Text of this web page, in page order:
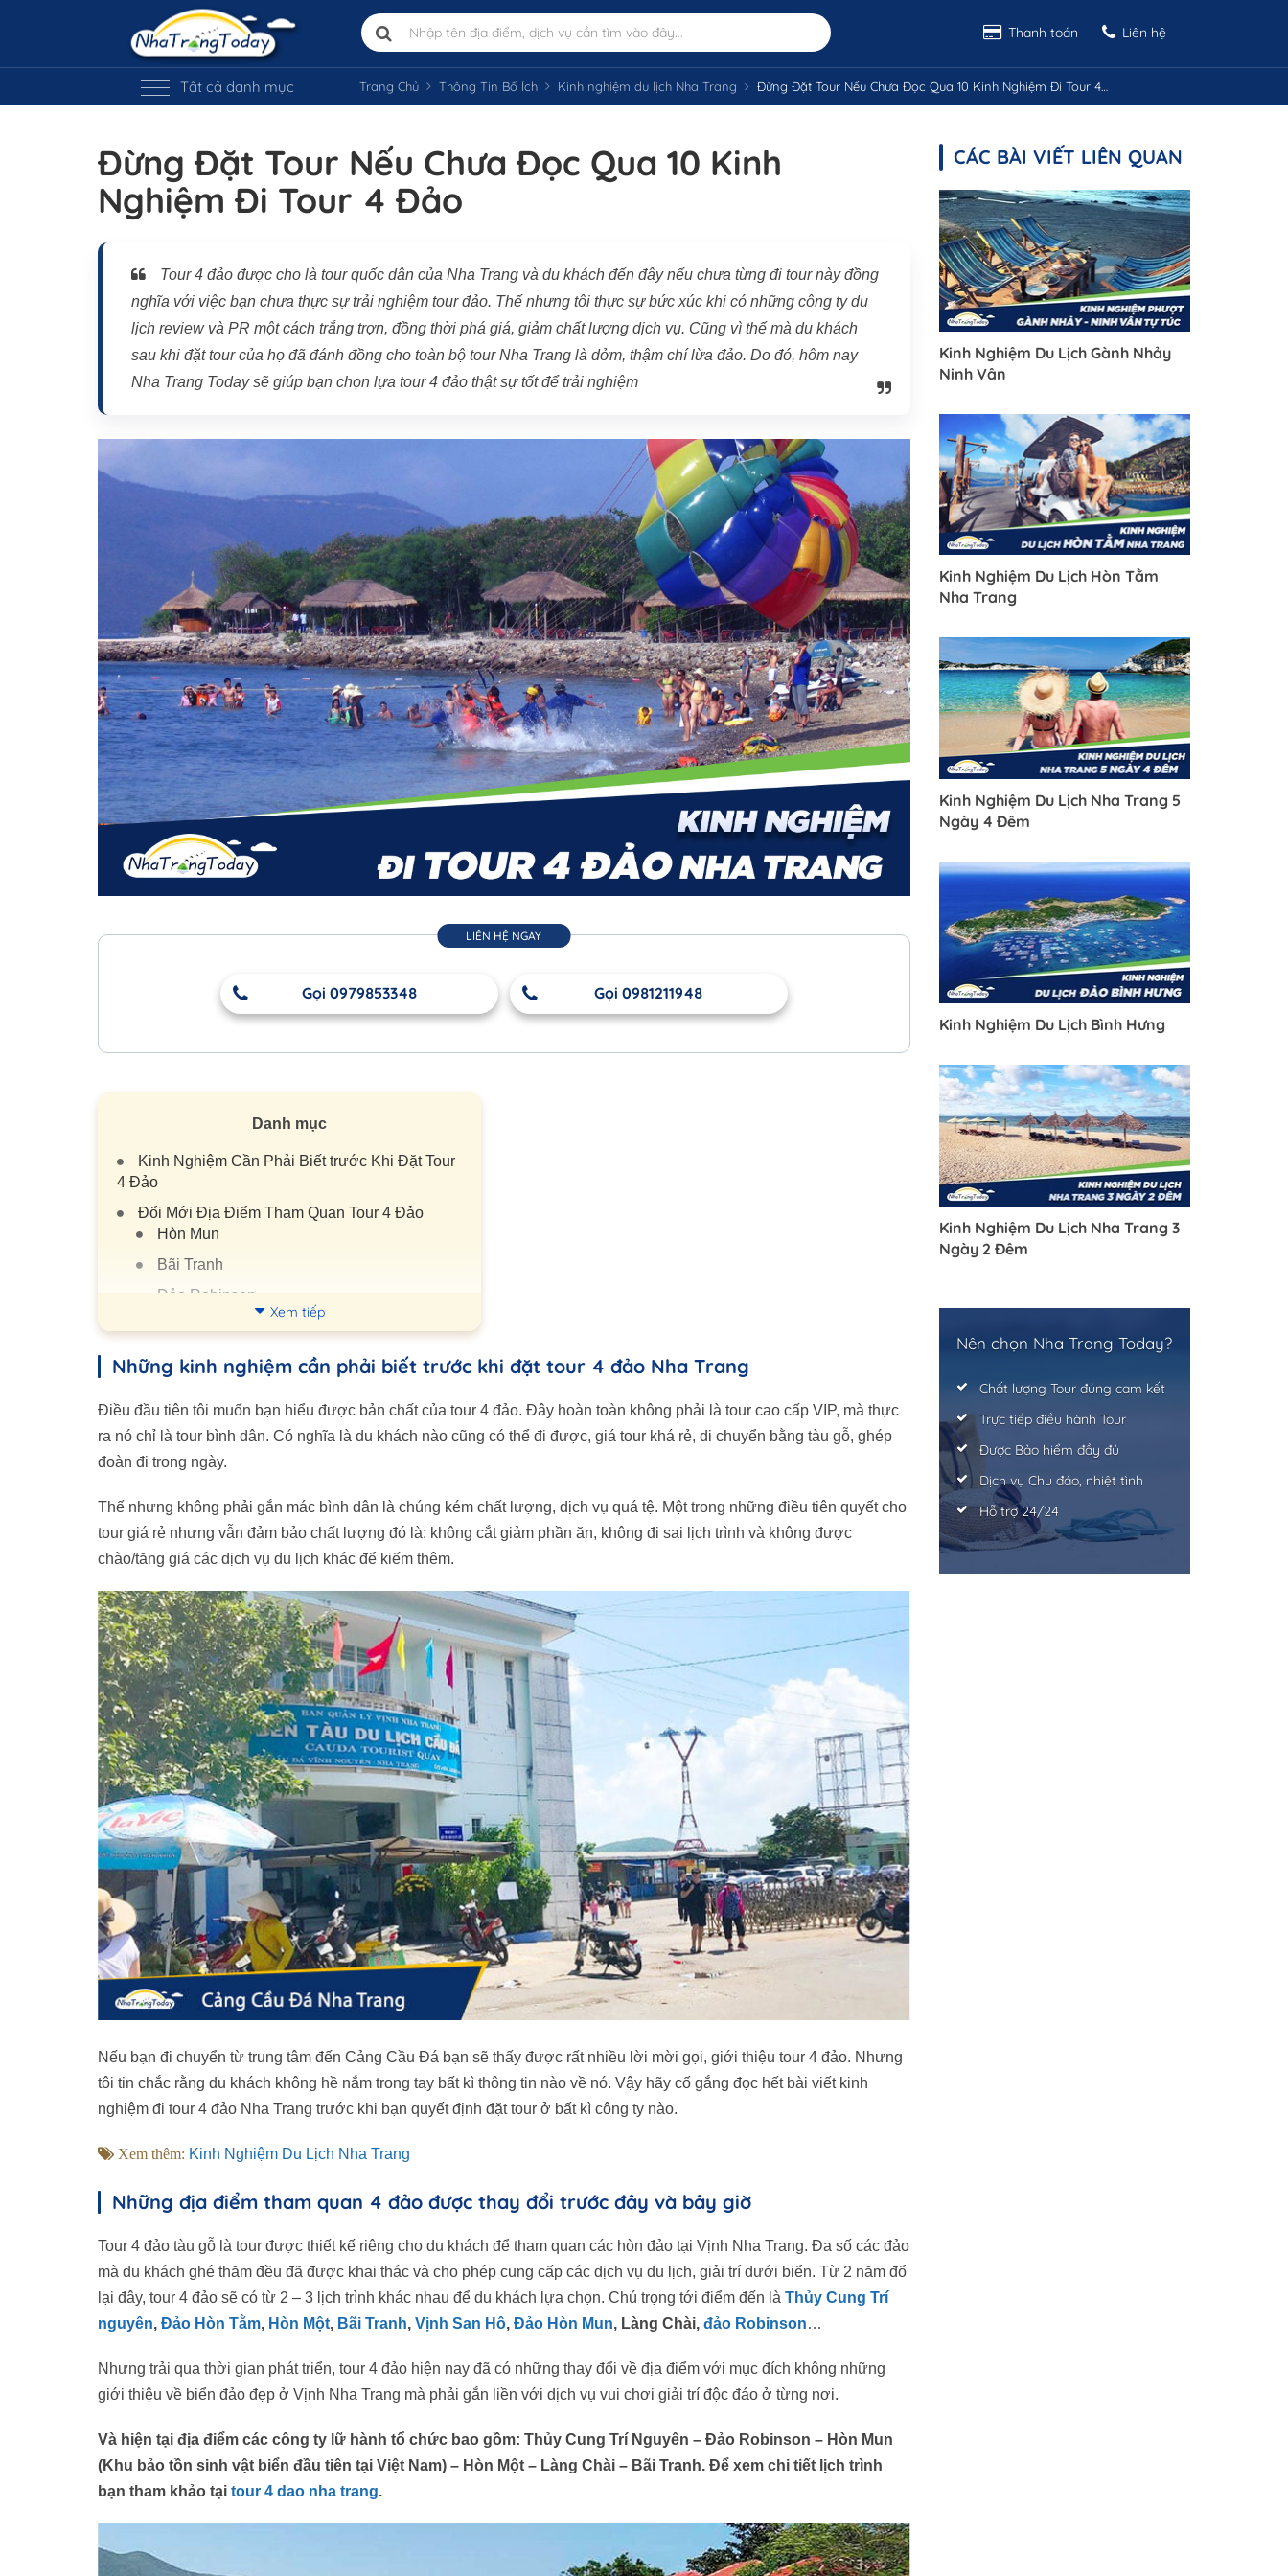
Thanh toán Liên hệ
Tất cả danh mục Trang Chủ Thông Tin Bổ Ích Kinh nghiệm du lịch Nha Trang Đừng Đặt Tour Nếu Chưa Đọc Qua 10 Kinh Nghiệm Đi Tour 4 Đảo
Đừng Đặt Tour Nếu Chưa Đọc Qua 10 Kinh
Nghiệm Đi Tour 4 Đảo
Tour 4 đảo được cho là tour quốc dân của Nha Trang và du khách đến đây nếu chưa từng đi tour này đồng
nghĩa với việc bạn chưa thực sự trải nghiệm tour đảo. Thế nhưng tôi thực sự bức xúc khi có những công ty du
lịch review và PR một cách trắng trợn, đồng thời phá giá, giảm chất lượng dịch vụ. Cũng vì thế mà du khách
sau khi đặt tour của họ đã đánh đồng cho toàn bộ tour Nha Trang là dởm, thậm chí lừa đảo. Do đó, hôm nay
Nha Trang Today sẽ giúp bạn chọn lựa tour 4 đảo thật sự tốt để trải nghiệm
LIÊN HỆ NGAY
Gọi 0979853348 Gọi 0981211948
Danh mục
Kinh Nghiệm Cần Phải Biết trước Khi Đặt Tour
4 Đảo
Đổi Mới Địa Điểm Tham Quan Tour 4 Đảo
Hòn Mun
Bãi Tranh
Đảo Robinson
Làng Chài
Đừng đặt nặng vấn đề tour 4 đảo do công ty
nào tổ chức
Ưu điểm của tour 4 đảo so với các tour đảo 1
Những câu hỏi về tour 4 đảo Nha Trang
H: Đi tàu có an toàn không?
không?
H: Tôi mang thai có đi được không?
H: Bị say sóng có đi được tour 4 đảo
không?
H: Phí dịch vụ trên các đảo sẽ tính như
thế nào?
Giá các loại tour 4 đảo tại Nha Trang hiện nay
Mua tour 4 đảo trọn gói uy tín nhất ở đâu?
Nên đi 4 đảo vào thời gian nào?
Vật dụng mang theo
Phương tiện di chuyển đến đảo
Xem tiếp
Những kinh nghiệm cần phải biết trước khi đặt tour 4 đảo Nha Trang
Điều đầu tiên tôi muốn bạn hiểu được bản chất của tour 4 đảo. Đây hoàn toàn không phải là tour cao cấp VIP, mà thực
ra nó chỉ là tour bình dân. Có nghĩa là du khách nào cũng có thể đi được, giá tour khá rẻ, di chuyển bằng tàu gỗ, ghép
đoàn đi trong ngày.
Thế nhưng không phải gắn mác bình dân là chúng kém chất lượng, dịch vụ quá tệ. Một trong những điều tiên quyết cho
tour giá rẻ nhưng vẫn đảm bảo chất lượng đó là: không cắt giảm phần ăn, không đi sai lịch trình và không được
chào/tăng giá các dịch vụ du lịch khác để kiếm thêm.
Nếu bạn đi chuyển từ trung tâm đến Cảng Cầu Đá bạn sẽ thấy được rất nhiều lời mời gọi, giới thiệu tour 4 đảo. Nhưng
tôi tin chắc rằng du khách không hề nắm trong tay bất kì thông tin nào về nó. Vậy hãy cố gắng đọc hết bài viết kinh
nghiệm đi tour 4 đảo Nha Trang trước khi bạn quyết định đặt tour ở bất kì công ty nào.
Xem thêm: Kinh Nghiệm Du Lịch Nha Trang
Những địa điểm tham quan 4 đảo được thay đổi trước đây và bây giờ
Tour 4 đảo tàu gỗ là tour được thiết kế riêng cho du khách để tham quan các hòn đảo tại Vịnh Nha Trang. Đa số các đảo
mà du khách ghé thăm đều đã được khai thác và cho phép cung cấp các dịch vụ du lịch, giải trí dưới biển. Từ 2 năm đổ
lại đây, tour 4 đảo sẽ có từ 2 – 3 lịch trình khác nhau để du khách lựa chọn. Chú trọng tới điểm đến là Thủy Cung Trí
nguyên, Đảo Hòn Tằm, Hòn Một, Bãi Tranh, Vịnh San Hô, Đảo Hòn Mun, Làng Chài, đảo Robinson…
Nhưng trải qua thời gian phát triển, tour 4 đảo hiện nay đã có những thay đổi về địa điểm với mục đích không những
giới thiệu về biển đảo đẹp ở Vịnh Nha Trang mà phải gắn liền với dịch vụ vui chơi giải trí độc đáo ở từng nơi.
Và hiện tại địa điểm các công ty lữ hành tổ chức bao gồm: Thủy Cung Trí Nguyên – Đảo Robinson – Hòn Mun
(Khu bảo tồn sinh vật biển đầu tiên tại Việt Nam) – Hòn Một – Làng Chài – Bãi Tranh. Để xem chi tiết lịch trình
bạn tham khảo tại tour 4 dao nha trang.
Vị trí trên bản đồ
CÁC BÀI VIẾT LIÊN QUAN
Kinh Nghiệm Du Lịch Gành Nhảy
Ninh Vân
Kinh Nghiệm Du Lịch Hòn Tằm
Nha Trang
Kinh Nghiệm Du Lịch Nha Trang 5
Ngày 4 Đêm
Kinh Nghiệm Du Lịch Bình Hưng
Kinh Nghiệm Du Lịch Nha Trang 3
Ngày 2 Đêm
Nên chọn Nha Trang Today?
Chất lượng Tour đúng cam kết
Trực tiếp điều hành Tour
Được Bảo hiểm đầy đủ
Dịch vụ Chu đáo, nhiệt tình
Hỗ trợ 24/24